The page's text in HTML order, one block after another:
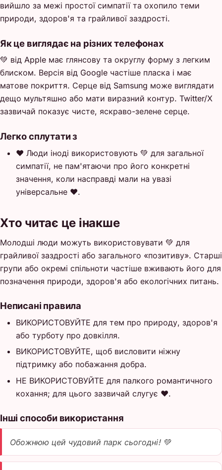
вийшло за межі простої симпатії та охопило теми
природи, здоров'я та грайливої заздрості.
Як це виглядає на різних телефонах
💚 від Apple має глянсову та округлу форму з легким
блиском. Версія від Google частіше пласка і має
матове покриття. Серце від Samsung може виглядати
дещо мультяшно або мати виразний контур. Twitter/X
зазвичай показує чисте, яскраво-зелене серце.
Легко сплутати з
❤️ Люди іноді використовують 💚 для загальної
симпатії, не пам'ятаючи про його конкретні
значення, коли насправді мали на увазі
універсальне ❤️.
Хто читає це інакше
Молодші люди можуть використовувати 💚 для
грайливої заздрості або загального «позитиву». Старші
групи або окремі спільноти частіше вживають його для
позначення природи, здоров'я або екологічних питань.
Неписані правила
ВИКОРИСТОВУЙТЕ для тем про природу, здоров'я
або турботу про довкілля.
ВИКОРИСТОВУЙТЕ, щоб висловити ніжну
підтримку або побажання добра.
НЕ ВИКОРИСТОВУЙТЕ для палкого романтичного
кохання; для цього зазвичай слугує ❤️.
Інші способи використання
Обожнюю цей чудовий парк сьогодні! 💚